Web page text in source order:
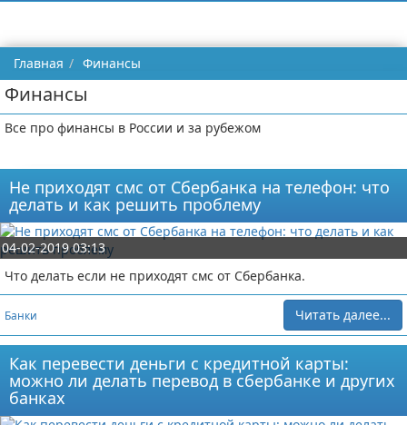
Главная Финансы
Финансы
Все про финансы в России и за рубежом
Не приходят смс от Сбербанка на телефон: что
делать и как решить проблему
04-02-2019 03:13
Что делать если не приходят смс от Сбербанка.
Банки Читать далее...
Как перевести деньги с кредитной карты:
можно ли делать перевод в сбербанке и других
банках